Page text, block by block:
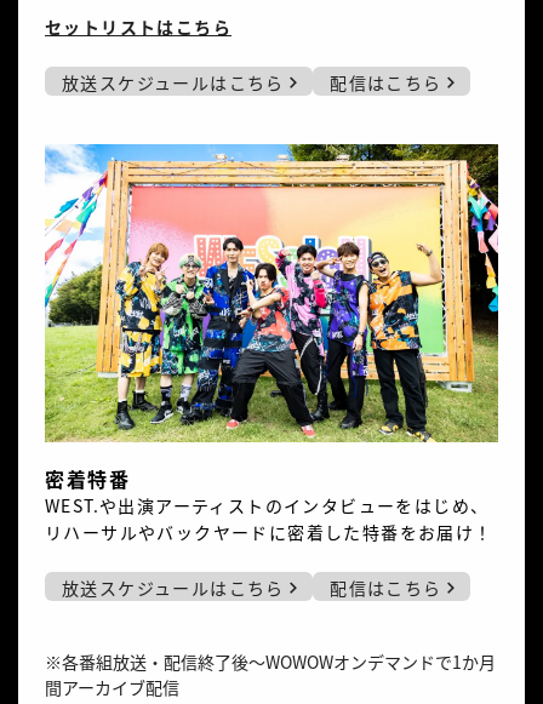
セットリストはこちら
放送スケジュールはこちら 配信はこちら
密着特番
WEST.や出演アーティストのインタビューをはじめ、
リハーサルやバックヤードに密着した特番をお届け！
放送スケジュールはこちら 配信はこちら
※各番組放送・配信終了後～WOWOWオンデマンドで1か月
間アーカイブ配信